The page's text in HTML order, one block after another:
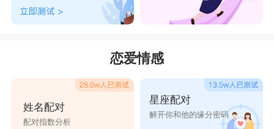
金牛座和双鱼座是理想的一对。你们的感情是
越多，你们就越能找到彼此的好处。至少每个人都
很舒服，很甜蜜。金牛座是一个不知道如何表达浪
漫的星座，但他有这颗心。双鱼座愿意牺牲自己的
感情也深深打动了金牛座，发展到死心塌地的阶
恋爱情感
姓名配对
配对指数分析
星座配对
解开你和他的缘分密码